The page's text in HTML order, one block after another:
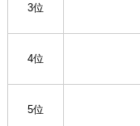
3位
4位
5位